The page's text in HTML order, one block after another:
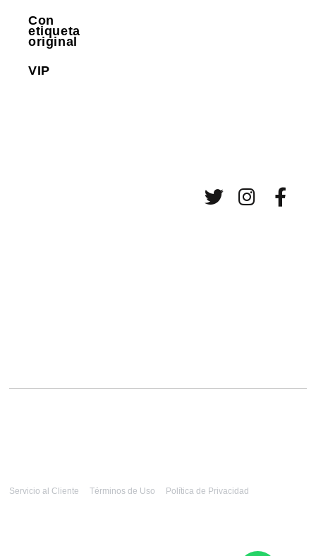
Con
etiqueta
original
VIP
Servicio al Cliente Términos de Uso Política de Privacidad